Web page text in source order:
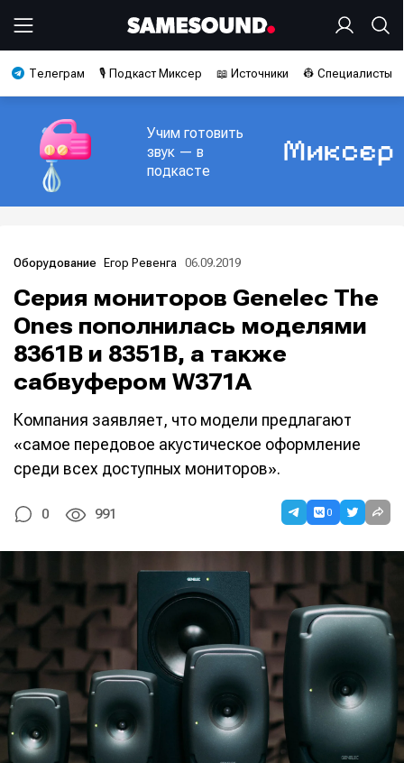
Телеграм 🎙️ Подкаст Миксер 📖 Источники 👷 Специалисты
Учим готовить
звук — в
подкасте
Оборудование Егор Ревенга 06.09.2019
Серия мониторов Genelec The
Ones пополнилась моделями
8361B и 8351B, а также
сабвуфером W371A
Компания заявляет, что модели предлагают
«самое передовое акустическое оформление
среди всех доступных мониторов».
0 991 0